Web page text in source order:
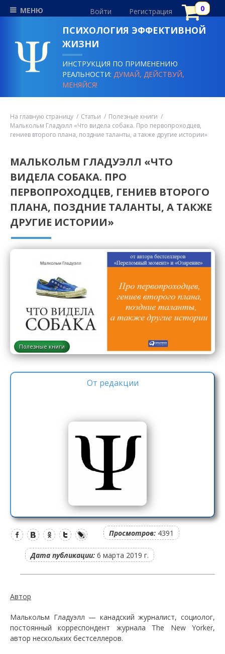
МЕНЮ Войти Регистрация
ПСИХОЛОГИЯ ЭФФЕКТИВНОЙ
ЖИЗНИ
ИНСТРУКЦИЯ ПО ПРИМЕНЕНИЮ
РЕАЛЬНОСТИ:ДУМАЙ, ДЕЙСТВУЙ,
МЕНЯЙСЯ!
На главную страницу Статьи
Полезные книги
Малькольм Гладуэлл «Что видела собака. Про первопроходцев,
гениев второго плана, поздние таланты, а также другие истории»
МАЛЬКОЛЬМ ГЛАДУЭЛЛ «ЧТО
ВИДЕЛА СОБАКА. ПРО
ПЕРВОПРОХОДЦЕВ, ГЕНИЕВ ВТОРОГО
ПЛАНА, ПОЗДНИЕ ТАЛАНТЫ, А ТАКЖЕ
ДРУГИЕ ИСТОРИИ»
Полезные книги
От редакции
Просмотров: 4391
Дата публикации: 6 марта 2019 г.
Автор
Малькольм Гладуэлл — канадский журналист, социолог,
постоянный корреспондент журнала The New Yorker,
автор нескольких бестселлеров.